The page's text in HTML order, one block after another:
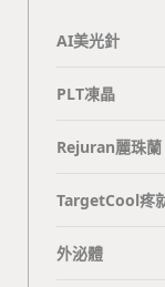
AI美光針
PLT凍晶
Rejuran麗珠蘭
TargetCool疼
外泌體